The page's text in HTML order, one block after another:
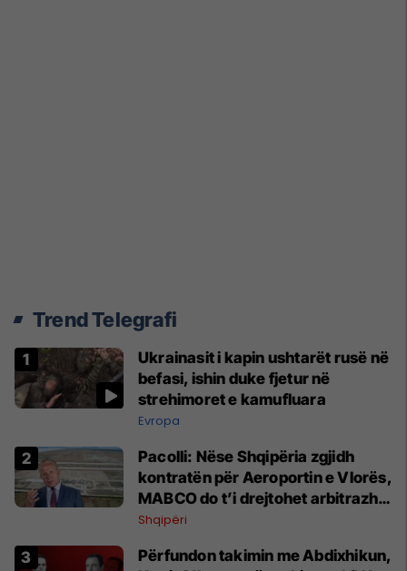
Trend Telegrafi
Ukrainasit i kapin ushtarët rusë në
befasi, ishin duke fjetur në
strehimoret e kamufluara
Evropa
Pacolli: Nëse Shqipëria zgjidh
kontratën për Aeroportin e Vlorës,
MABCO do t’i drejtohet arbitrazhit
ndërkombëtar
Shqipëri
Përfundon takimin me Abdixhikun,